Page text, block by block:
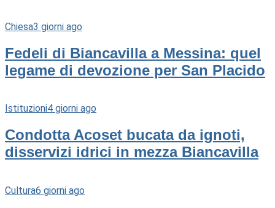
Chiesa3 giorni ago
Fedeli di Biancavilla a Messina: quel
legame di devozione per San Placido
Istituzioni4 giorni ago
Condotta Acoset bucata da ignoti,
disservizi idrici in mezza Biancavilla
Cultura6 giorni ago